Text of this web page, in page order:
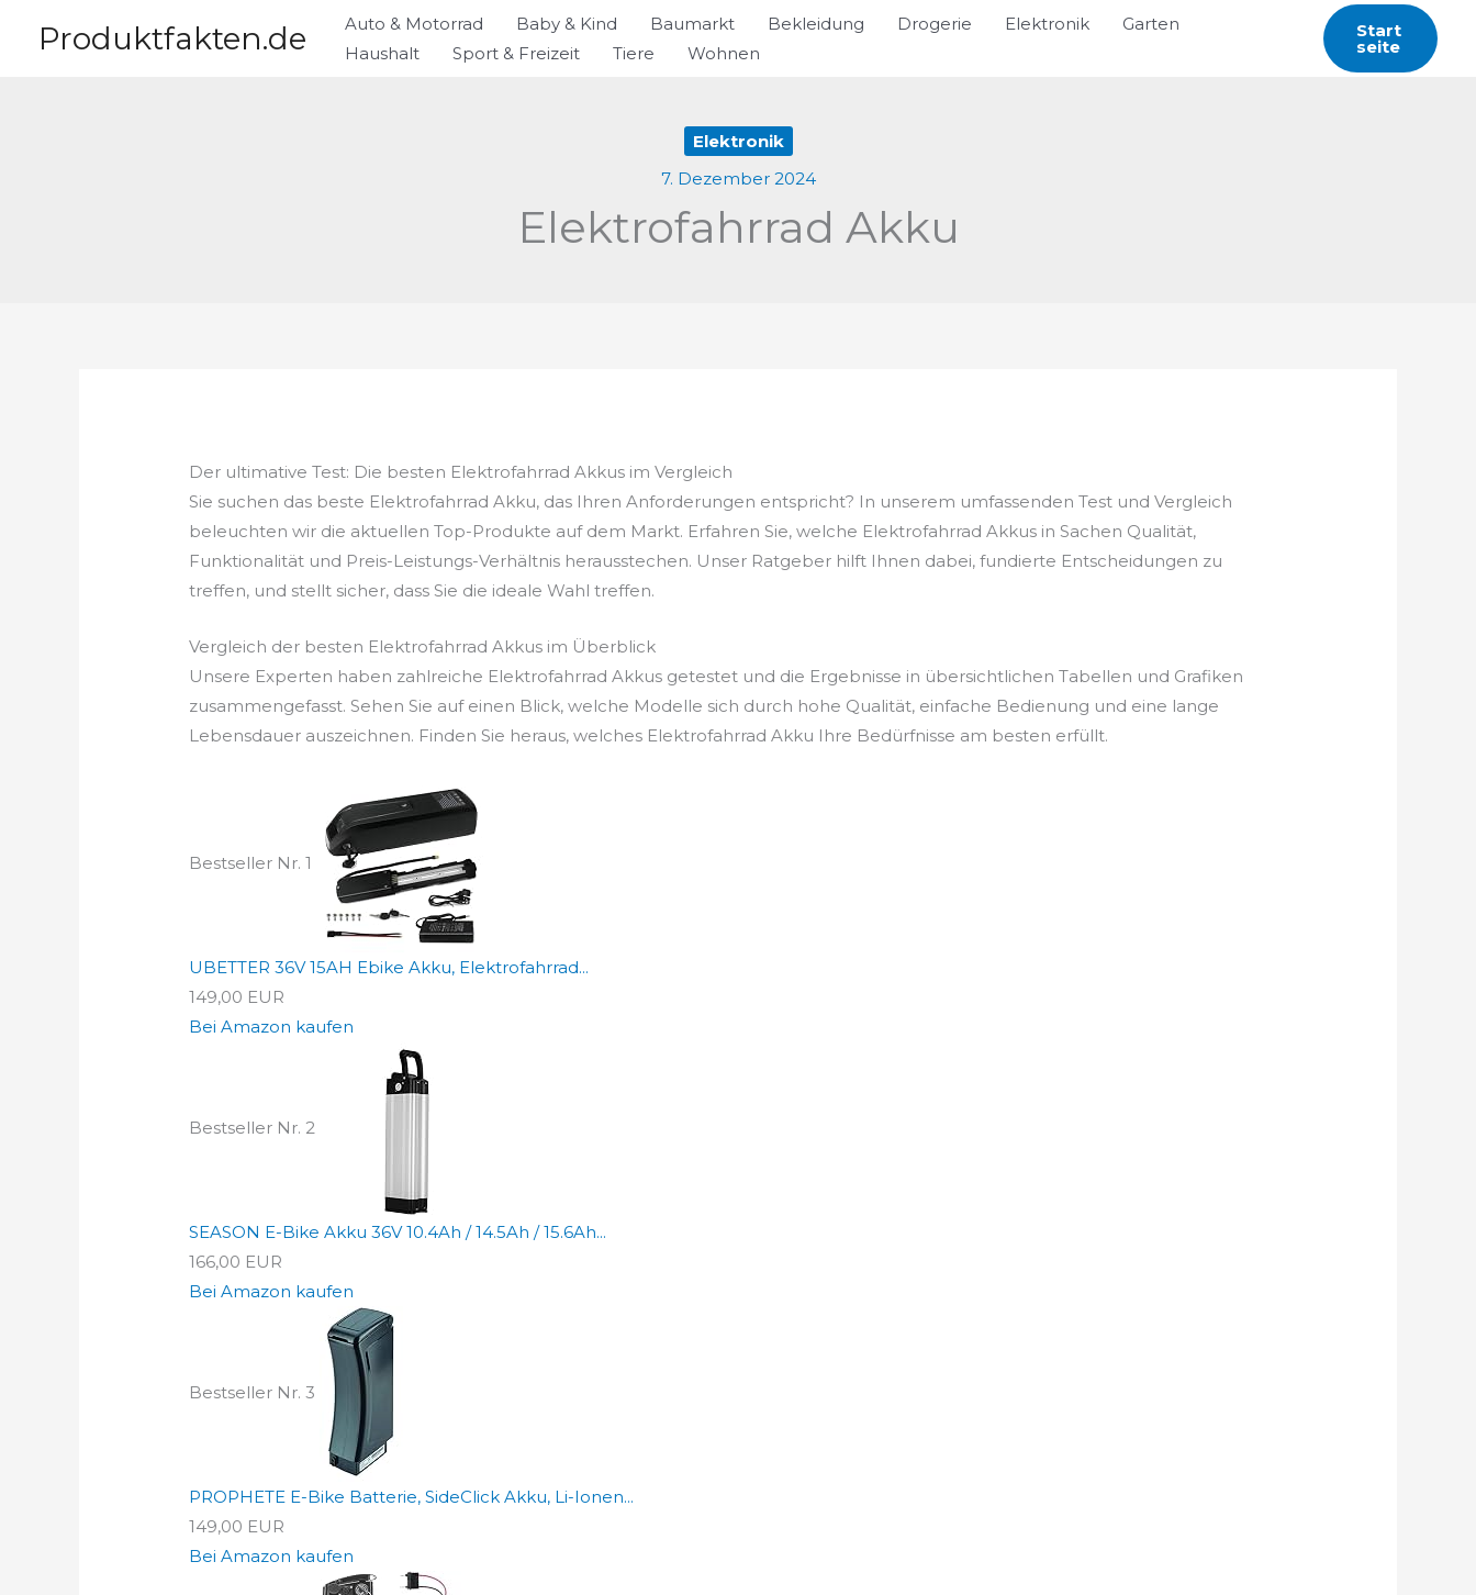
InhaltProduktfakten.de Auto & Motorrad Baby & Kind Baumarkt Bekleidung Drogerie Elektronik
Garten
Haushalt
Sport & Freizeit Tiere Wohnen
Start
Seite
Elektronik
7. Dezember 2024
Elektrofahrrad Akku
Der ultimative Test: Die besten Elektrofahrrad Akkus im Vergleich
Sie suchen das beste Elektrofahrrad Akku, das Ihren Anforderungen entspricht? In unserem umfassenden Test und Vergleich
beleuchten wir die aktuellen Top-Produkte auf dem Markt. Erfahren Sie, welche Elektrofahrrad Akkus in Sachen Qualität,
Funktionalität und Preis-Leistungs-Verhältnis herausstechen. Unser Ratgeber hilft Ihnen dabei, fundierte Entscheidungen zu
treffen, und stellt sicher, dass Sie die ideale Wahl treffen.
Vergleich der besten Elektrofahrrad Akkus im Überblick
Unsere Experten haben zahlreiche Elektrofahrrad Akkus getestet und die Ergebnisse in übersichtlichen Tabellen und Grafiken
zusammengefasst. Sehen Sie auf einen Blick, welche Modelle sich durch hohe Qualität, einfache Bedienung und eine lange
Lebensdauer auszeichnen. Finden Sie heraus, welches Elektrofahrrad Akku Ihre Bedürfnisse am besten erfüllt.
Bestseller Nr. 1
UBETTER 36V 15AH Ebike Akku, Elektrofahrrad...
149,00 EUR
Bei Amazon kaufen
Bestseller Nr. 2
SEASON E-Bike Akku 36V 10.4Ah / 14.5Ah / 15.6Ah...
166,00 EUR
Bei Amazon kaufen
Bestseller Nr. 3
PROPHETE E-Bike Batterie, SideClick Akku, Li-Ionen...
149,00 EUR
Bei Amazon kaufen